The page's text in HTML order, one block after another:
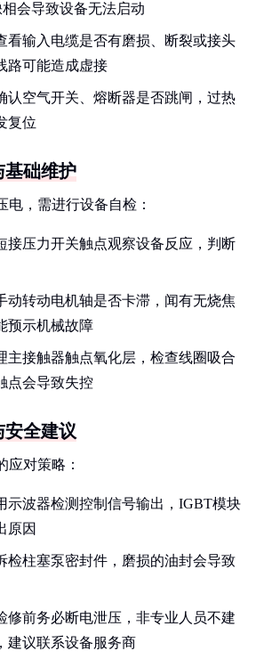
会导致设备无法启动
看输入电缆是否有磨损、断裂或接头
路可能造成虚接
认空气开关、熔断器是否跳闸，过热
复位
基础维护
电，需进行设备自检：
接压力开关触点观察设备反应，判断
动转动电机轴是否卡滞，闻有无烧焦
预示机械故障
主接触器触点氧化层，检查线圈吸合
点会导致失控
全建议
应对策略：
示波器检测控制信号输出，IGBT模块
原因
检柱塞泵密封件，磨损的油封会导致
修前务必断电泄压，非专业人员不建
建议联系设备服务商